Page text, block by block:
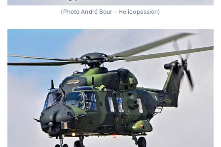
(Photo André Bour - Helicopassion)